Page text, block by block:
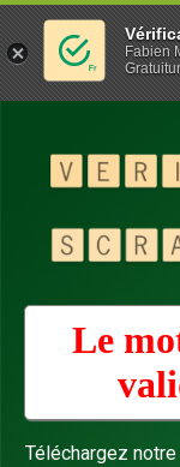
Le
Téléchargez
Fabien